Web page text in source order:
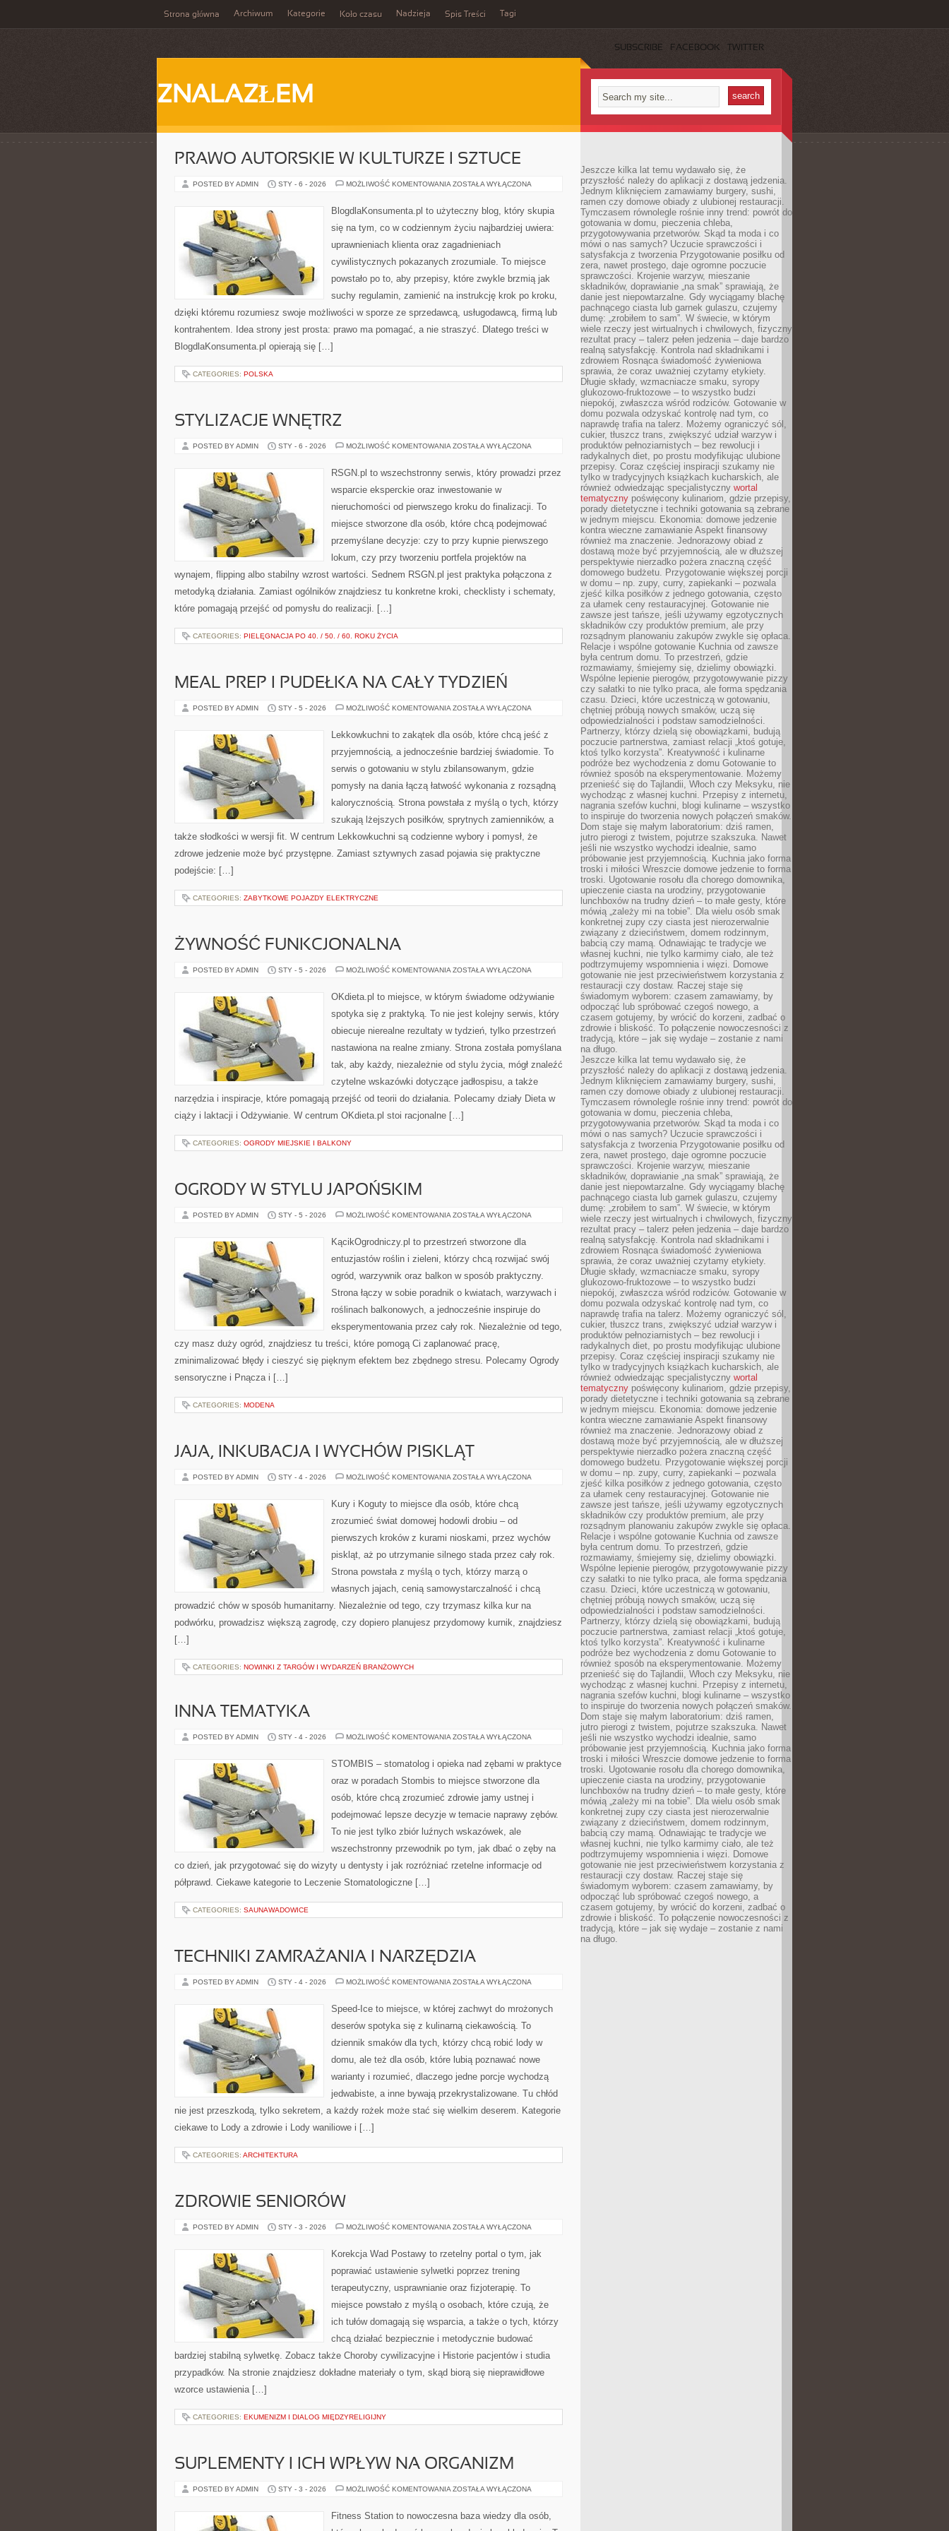
Strona główna Archiwum Kategorie Koło czasu Nadzieja Spis Treści Tagi
SUBSCRIBE FACEBOOK TWITTER
ZNALAZŁEM
PRAWO AUTORSKIE W KULTURZE I SZTUCE
POSTED BY ADMIN STY - 6 - 2026 MOŻLIWOŚĆ KOMENTOWANIA PRAWO
KULTURZE
I
ZOSTAŁA WYŁĄCZONA
BlogdlaKonsumenta.pl to użyteczny blog, który skupia
się na tym, co w codziennym życiu najbardziej uwiera:
uprawnieniach klienta oraz zagadnieniach
cywilistycznych pokazanych zrozumiale. To miejsce
powstało po to, aby przepisy, które zwykle brzmią jak
suchy regulamin, zamienić na instrukcję krok po kroku,
dzięki któremu rozumiesz swoje możliwości w sporze ze sprzedawcą, usługodawcą, firmą lub
kontrahentem. Idea strony jest prosta: prawo ma pomagać, a nie straszyć. Dlatego treści w
BlogdlaKonsumenta.pl opierają się […]
CATEGORIES: POLSKA
STYLIZACJE WNĘTRZ
POSTED BY ADMIN STY - 6 - 2026 MOŻLIWOŚĆ KOMENTOWANIA STYLIZACJE
ZOSTAŁA WYŁĄCZONA
RSGN.pl to wszechstronny serwis, który prowadzi przez
wsparcie eksperckie oraz inwestowanie w
nieruchomości od pierwszego kroku do finalizacji. To
miejsce stworzone dla osób, które chcą podejmować
przemyślane decyzje: czy to przy kupnie pierwszego
lokum, czy przy tworzeniu portfela projektów na
wynajem, flipping albo stabilny wzrost wartości. Sednem RSGN.pl jest praktyka połączona z
metodyką działania. Zamiast ogólników znajdziesz tu konkretne kroki, checklisty i schematy,
które pomagają przejść od pomysłu do realizacji. […]
CATEGORIES: PIELĘGNACJA PO 40. / 50. / 60. ROKU ŻYCIA
MEAL PREP I PUDEŁKA NA CAŁY TYDZIEŃ
POSTED BY ADMIN STY - 5 - 2026 MOŻLIWOŚĆ KOMENTOWANIA MEAL
PUDEŁKA
NA
TYDZIEŃ
ZOSTAŁA WYŁĄCZONA
Lekkowkuchni to zakątek dla osób, które chcą jeść z
przyjemnością, a jednocześnie bardziej świadomie. To
serwis o gotowaniu w stylu zbilansowanym, gdzie
pomysły na dania łączą łatwość wykonania z rozsądną
kalorycznością. Strona powstała z myślą o tych, którzy
szukają lżejszych posiłków, sprytnych zamienników, a
także słodkości w wersji fit. W centrum Lekkowkuchni są codzienne wybory i pomysł, że
zdrowe jedzenie może być przystępne. Zamiast sztywnych zasad pojawia się praktyczne
podejście: […]
CATEGORIES: ZABYTKOWE POJAZDY ELEKTRYCZNE
ŻYWNOŚĆ FUNKCJONALNA
POSTED BY ADMIN STY - 5 - 2026 MOŻLIWOŚĆ KOMENTOWANIA ŻYWNOŚĆ
ZOSTAŁA WYŁĄCZONA
OKdieta.pl to miejsce, w którym świadome odżywianie
spotyka się z praktyką. To nie jest kolejny serwis, który
obiecuje nierealne rezultaty w tydzień, tylko przestrzeń
nastawiona na realne zmiany. Strona została pomyślana
tak, aby każdy, niezależnie od stylu życia, mógł znaleźć
czytelne wskazówki dotyczące jadłospisu, a także
narzędzia i inspiracje, które pomagają przejść od teorii do działania. Polecamy działy Dieta w
ciąży i laktacji i Odżywianie. W centrum OKdieta.pl stoi racjonalne […]
CATEGORIES: OGRODY MIEJSKIE I BALKONY
OGRODY W STYLU JAPOŃSKIM
POSTED BY ADMIN STY - 5 - 2026 MOŻLIWOŚĆ KOMENTOWANIA OGRODY
JAPOŃSKIM
ZOSTAŁA WYŁĄCZONA
KącikOgrodniczy.pl to przestrzeń stworzone dla
entuzjastów roślin i zieleni, którzy chcą rozwijać swój
ogród, warzywnik oraz balkon w sposób praktyczny.
Strona łączy w sobie poradnik o kwiatach, warzywach i
roślinach balkonowych, a jednocześnie inspiruje do
eksperymentowania przez cały rok. Niezależnie od tego,
czy masz duży ogród, znajdziesz tu treści, które pomogą Ci zaplanować pracę,
zminimalizować błędy i cieszyć się pięknym efektem bez zbędnego stresu. Polecamy Ogrody
sensoryczne i Pnącza i […]
CATEGORIES: MODENA
JAJA, INKUBACJA I WYCHÓW PISKLĄT
POSTED BY ADMIN STY - 4 - 2026 MOŻLIWOŚĆ KOMENTOWANIA JAJA,
WYCHÓW
PISKLĄT
ZOSTAŁA WYŁĄCZONA
Kury i Koguty to miejsce dla osób, które chcą
zrozumieć świat domowej hodowli drobiu – od
pierwszych kroków z kurami nioskami, przez wychów
piskląt, aż po utrzymanie silnego stada przez cały rok.
Strona powstała z myślą o tych, którzy marzą o
własnych jajach, cenią samowystarczalność i chcą
prowadzić chów w sposób humanitarny. Niezależnie od tego, czy trzymasz kilka kur na
podwórku, prowadzisz większą zagrodę, czy dopiero planujesz przydomowy kurnik, znajdziesz
[…]
CATEGORIES: NOWINKI Z TARGÓW I WYDARZEŃ BRANŻOWYCH
INNA TEMATYKA
POSTED BY ADMIN STY - 4 - 2026 MOŻLIWOŚĆ KOMENTOWANIA INNA
ZOSTAŁA WYŁĄCZONA
STOMBIS – stomatolog i opieka nad zębami w praktyce
oraz w poradach Stombis to miejsce stworzone dla
osób, które chcą zrozumieć zdrowie jamy ustnej i
podejmować lepsze decyzje w temacie naprawy zębów.
To nie jest tylko zbiór luźnych wskazówek, ale
wszechstronny przewodnik po tym, jak dbać o zęby na
co dzień, jak przygotować się do wizyty u dentysty i jak rozróżniać rzetelne informacje od
półprawd. Ciekawe kategorie to Leczenie Stomatologiczne […]
CATEGORIES: SAUNAWADOWICE
TECHNIKI ZAMRAŻANIA I NARZĘDZIA
POSTED BY ADMIN STY - 4 - 2026 MOŻLIWOŚĆ KOMENTOWANIA TECHNIKI
NARZĘDZIA
ZOSTAŁA WYŁĄCZONA
Speed-Ice to miejsce, w której zachwyt do mrożonych
deserów spotyka się z kulinarną ciekawością. To
dziennik smaków dla tych, którzy chcą robić lody w
domu, ale też dla osób, które lubią poznawać nowe
warianty i rozumieć, dlaczego jedne porcje wychodzą
jedwabiste, a inne bywają przekrystalizowane. Tu chłód
nie jest przeszkodą, tylko sekretem, a każdy rożek może stać się wielkim deserem. Kategorie
ciekawe to Lody a zdrowie i Lody waniliowe i […]
CATEGORIES: ARCHITEKTURA
ZDROWIE SENIORÓW
POSTED BY ADMIN STY - 3 - 2026 MOŻLIWOŚĆ KOMENTOWANIA ZDROWIE
ZOSTAŁA WYŁĄCZONA
Korekcja Wad Postawy to rzetelny portal o tym, jak
poprawiać ustawienie sylwetki poprzez trening
terapeutyczny, usprawnianie oraz fizjoterapię. To
miejsce powstało z myślą o osobach, które czują, że
ich tułów domagają się wsparcia, a także o tych, którzy
chcą działać bezpiecznie i metodycznie budować
bardziej stabilną sylwetkę. Zobacz także Choroby cywilizacyjne i Historie pacjentów i studia
przypadków. Na stronie znajdziesz dokładne materiały o tym, skąd biorą się nieprawidłowe
wzorce ustawienia […]
CATEGORIES: EKUMENIZM I DIALOG MIĘDZYRELIGIJNY
SUPLEMENTY I ICH WPŁYW NA ORGANIZM
POSTED BY ADMIN STY - 3 - 2026 MOŻLIWOŚĆ KOMENTOWANIA SUPLEMENTY
WPŁYW
NA
ZOSTAŁA WYŁĄCZONA
Fitness Station to nowoczesna baza wiedzy dla osób,
Jeszcze kilka lat temu wydawało się, że
przyszłość należy do aplikacji z dostawą jedzenia.
Jednym kliknięciem zamawiamy burgery, sushi,
ramen czy domowe obiady z ulubionej restauracji.
Tymczasem równolegle rośnie inny trend: powrót do
gotowania w domu, pieczenia chleba,
przygotowywania przetworów. Skąd ta moda i co
mówi o nas samych? Uczucie sprawczości i
satysfakcja z tworzenia Przygotowanie posiłku od
zera, nawet prostego, daje ogromne poczucie
sprawczości. Krojenie warzyw, mieszanie
składników, doprawianie „na smak” sprawiają, że
danie jest niepowtarzalne. Gdy wyciągamy blachę
pachnącego ciasta lub garnek gulaszu, czujemy
dumę: „zrobiłem to sam”. W świecie, w którym
wiele rzeczy jest wirtualnych i chwilowych, fizyczny
rezultat pracy – talerz pełen jedzenia – daje bardzo
realną satysfakcję. Kontrola nad składnikami i
zdrowiem Rosnąca świadomość żywieniowa
sprawia, że coraz uważniej czytamy etykiety.
Długie składy, wzmacniacze smaku, syropy
glukozowo-fruktozowe – to wszystko budzi
niepokój, zwłaszcza wśród rodziców. Gotowanie w
domu pozwala odzyskać kontrolę nad tym, co
naprawdę trafia na talerz. Możemy ograniczyć sól,
cukier, tłuszcz trans, zwiększyć udział warzyw i
produktów pełnoziarnistych – bez rewolucji i
radykalnych diet, po prostu modyfikując ulubione
przepisy. Coraz częściej inspiracji szukamy nie
tylko w tradycyjnych książkach kucharskich, ale
również odwiedzając specjalistyczny wortal
tematyczny poświęcony kulinariom, gdzie przepisy,
porady dietetyczne i techniki gotowania są zebrane
w jednym miejscu. Ekonomia: domowe jedzenie
kontra wieczne zamawianie Aspekt finansowy
również ma znaczenie. Jednorazowy obiad z
dostawą może być przyjemnością, ale w dłuższej
perspektywie nierzadko pożera znaczną część
domowego budżetu. Przygotowanie większej porcji
w domu – np. zupy, curry, zapiekanki – pozwala
zjeść kilka posiłków z jednego gotowania, często
za ułamek ceny restauracyjnej. Gotowanie nie
zawsze jest tańsze, jeśli używamy egzotycznych
składników czy produktów premium, ale przy
rozsądnym planowaniu zakupów zwykle się opłaca.
Relacje i wspólne gotowanie Kuchnia od zawsze
była centrum domu. To przestrzeń, gdzie
rozmawiamy, śmiejemy się, dzielimy obowiązki.
Wspólne lepienie pierogów, przygotowywanie pizzy
czy sałatki to nie tylko praca, ale forma spędzania
czasu. Dzieci, które uczestniczą w gotowaniu,
chętniej próbują nowych smaków, uczą się
odpowiedzialności i podstaw samodzielności.
Partnerzy, którzy dzielą się obowiązkami, budują
poczucie partnerstwa, zamiast relacji „ktoś gotuje,
ktoś tylko korzysta”. Kreatywność i kulinarne
podróże bez wychodzenia z domu Gotowanie to
również sposób na eksperymentowanie. Możemy
przenieść się do Tajlandii, Włoch czy Meksyku, nie
wychodząc z własnej kuchni. Przepisy z internetu,
nagrania szefów kuchni, blogi kulinarne – wszystko
to inspiruje do tworzenia nowych połączeń smaków.
Dom staje się małym laboratorium: dziś ramen,
jutro pierogi z twistem, pojutrze szakszuka. Nawet
jeśli nie wszystko wychodzi idealnie, samo
próbowanie jest przyjemnością. Kuchnia jako forma
troski i miłości Wreszcie domowe jedzenie to forma
troski. Ugotowanie rosołu dla chorego domownika,
upieczenie ciasta na urodziny, przygotowanie
lunchboxów na trudny dzień – to małe gesty, które
mówią „zależy mi na tobie”. Dla wielu osób smak
konkretnej zupy czy ciasta jest nierozerwalnie
związany z dzieciństwem, domem rodzinnym,
babcią czy mamą. Odnawiając te tradycje we
własnej kuchni, nie tylko karmimy ciało, ale też
podtrzymujemy wspomnienia i więzi. Domowe
gotowanie nie jest przeciwieństwem korzystania z
restauracji czy dostaw. Raczej staje się
świadomym wyborem: czasem zamawiamy, by
odpocząć lub spróbować czegoś nowego, a
czasem gotujemy, by wrócić do korzeni, zadbać o
zdrowie i bliskość. To połączenie nowoczesności z
tradycją, które – jak się wydaje – zostanie z nami
na długo.
Jeszcze kilka lat temu wydawało się, że
przyszłość należy do aplikacji z dostawą jedzenia.
Jednym kliknięciem zamawiamy burgery, sushi,
ramen czy domowe obiady z ulubionej restauracji.
Tymczasem równolegle rośnie inny trend: powrót do
gotowania w domu, pieczenia chleba,
przygotowywania przetworów. Skąd ta moda i co
mówi o nas samych? Uczucie sprawczości i
satysfakcja z tworzenia Przygotowanie posiłku od
zera, nawet prostego, daje ogromne poczucie
sprawczości. Krojenie warzyw, mieszanie
składników, doprawianie „na smak” sprawiają, że
danie jest niepowtarzalne. Gdy wyciągamy blachę
pachnącego ciasta lub garnek gulaszu, czujemy
dumę: „zrobiłem to sam”. W świecie, w którym
wiele rzeczy jest wirtualnych i chwilowych, fizyczny
rezultat pracy – talerz pełen jedzenia – daje bardzo
realną satysfakcję. Kontrola nad składnikami i
zdrowiem Rosnąca świadomość żywieniowa
sprawia, że coraz uważniej czytamy etykiety.
Długie składy, wzmacniacze smaku, syropy
glukozowo-fruktozowe – to wszystko budzi
niepokój, zwłaszcza wśród rodziców. Gotowanie w
domu pozwala odzyskać kontrolę nad tym, co
naprawdę trafia na talerz. Możemy ograniczyć sól,
cukier, tłuszcz trans, zwiększyć udział warzyw i
produktów pełnoziarnistych – bez rewolucji i
radykalnych diet, po prostu modyfikując ulubione
przepisy. Coraz częściej inspiracji szukamy nie
tylko w tradycyjnych książkach kucharskich, ale
również odwiedzając specjalistyczny wortal
tematyczny poświęcony kulinariom, gdzie przepisy,
porady dietetyczne i techniki gotowania są zebrane
w jednym miejscu. Ekonomia: domowe jedzenie
kontra wieczne zamawianie Aspekt finansowy
również ma znaczenie. Jednorazowy obiad z
dostawą może być przyjemnością, ale w dłuższej
perspektywie nierzadko pożera znaczną część
domowego budżetu. Przygotowanie większej porcji
w domu – np. zupy, curry, zapiekanki – pozwala
zjeść kilka posiłków z jednego gotowania, często
za ułamek ceny restauracyjnej. Gotowanie nie
zawsze jest tańsze, jeśli używamy egzotycznych
składników czy produktów premium, ale przy
rozsądnym planowaniu zakupów zwykle się opłaca.
Relacje i wspólne gotowanie Kuchnia od zawsze
była centrum domu. To przestrzeń, gdzie
rozmawiamy, śmiejemy się, dzielimy obowiązki.
Wspólne lepienie pierogów, przygotowywanie pizzy
czy sałatki to nie tylko praca, ale forma spędzania
czasu. Dzieci, które uczestniczą w gotowaniu,
chętniej próbują nowych smaków, uczą się
odpowiedzialności i podstaw samodzielności.
Partnerzy, którzy dzielą się obowiązkami, budują
poczucie partnerstwa, zamiast relacji „ktoś gotuje,
ktoś tylko korzysta”. Kreatywność i kulinarne
podróże bez wychodzenia z domu Gotowanie to
również sposób na eksperymentowanie. Możemy
przenieść się do Tajlandii, Włoch czy Meksyku, nie
wychodząc z własnej kuchni. Przepisy z internetu,
nagrania szefów kuchni, blogi kulinarne – wszystko
to inspiruje do tworzenia nowych połączeń smaków.
Dom staje się małym laboratorium: dziś ramen,
jutro pierogi z twistem, pojutrze szakszuka. Nawet
jeśli nie wszystko wychodzi idealnie, samo
próbowanie jest przyjemnością. Kuchnia jako forma
troski i miłości Wreszcie domowe jedzenie to forma
troski. Ugotowanie rosołu dla chorego domownika,
upieczenie ciasta na urodziny, przygotowanie
lunchboxów na trudny dzień – to małe gesty, które
mówią „zależy mi na tobie”. Dla wielu osób smak
konkretnej zupy czy ciasta jest nierozerwalnie
związany z dzieciństwem, domem rodzinnym,
babcią czy mamą. Odnawiając te tradycje we
własnej kuchni, nie tylko karmimy ciało, ale też
podtrzymujemy wspomnienia i więzi. Domowe
gotowanie nie jest przeciwieństwem korzystania z
restauracji czy dostaw. Raczej staje się
świadomym wyborem: czasem zamawiamy, by
odpocząć lub spróbować czegoś nowego, a
czasem gotujemy, by wrócić do korzeni, zadbać o
zdrowie i bliskość. To połączenie nowoczesności z
tradycją, które – jak się wydaje – zostanie z nami
na długo.